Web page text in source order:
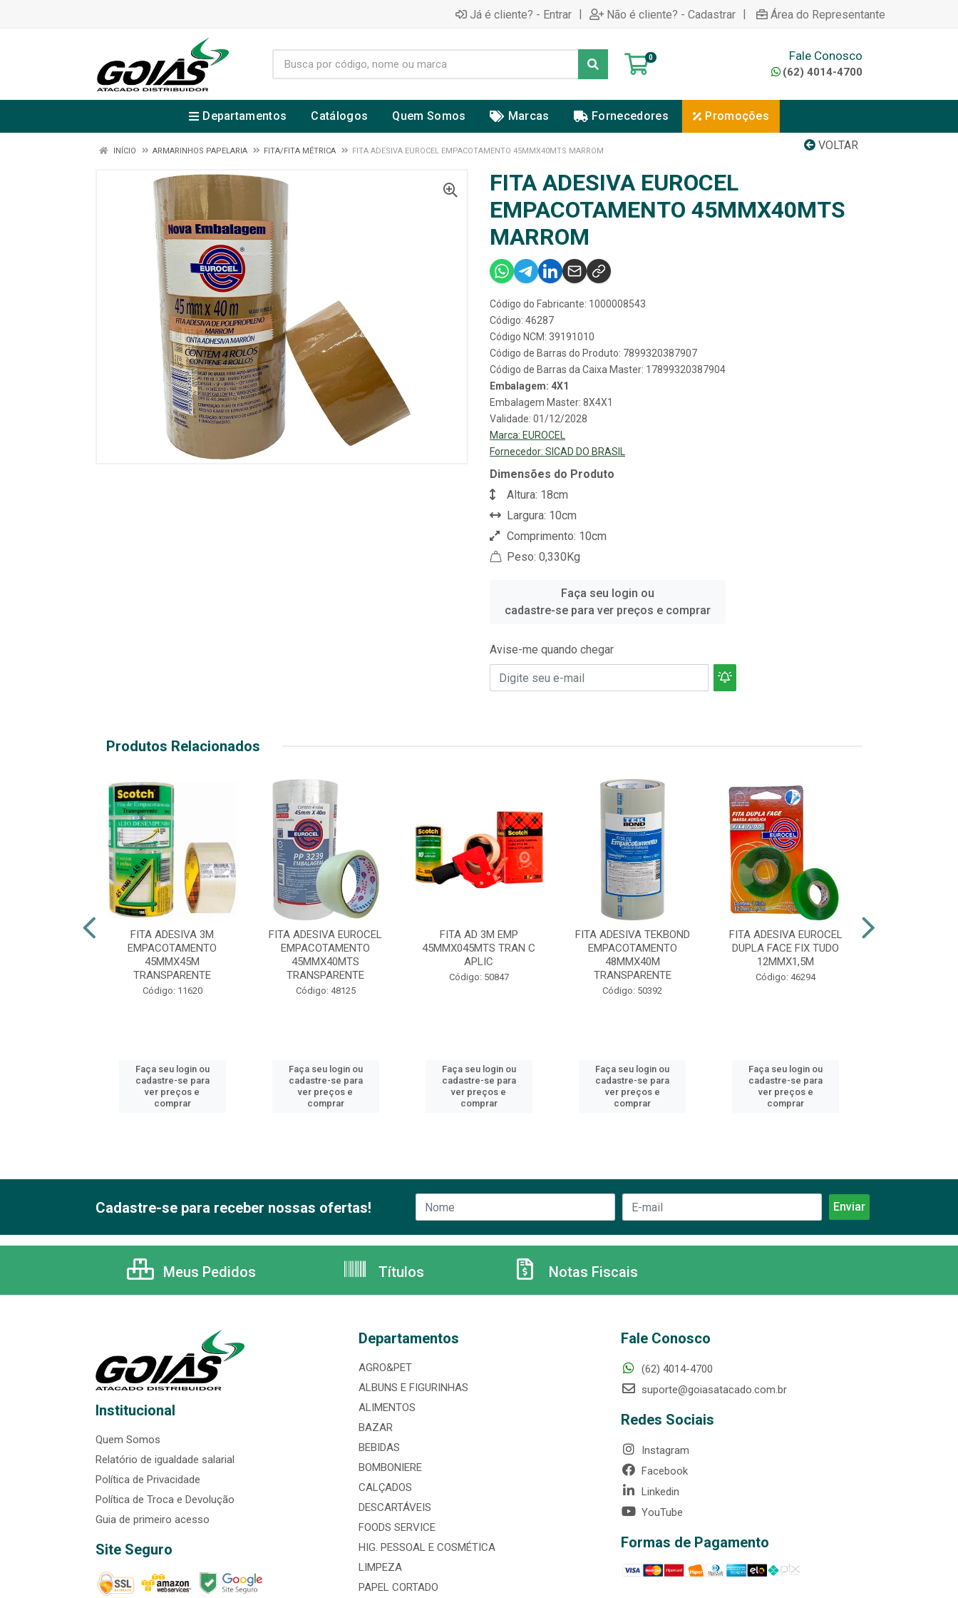
Já é cliente? - Entrar | Não é cliente? - Cadastrar | Área do Representante
0 Fale Conosco
(62) 4014-4700
Departamentos Catálogos Quem Somos Marcas Fornecedores Promoções
VOLTAR
INÍCIO ARMARINHOS PAPELARIA FITA/FITA MÉTRICA FITA ADESIVA EUROCEL EMPACOTAMENTO 45MMX40MTS MARROM
FITA ADESIVA EUROCEL
EMPACOTAMENTO 45MMX40MTS
MARROM
Código do Fabricante: 1000008543
Código: 46287
Código NCM: 39191010
Código de Barras do Produto: 7899320387907
Código de Barras da Caixa Master: 17899320387904
Embalagem: 4X1
Embalagem Master: 8X4X1
Validade: 01/12/2028
Marca: EUROCEL
Fornecedor: SICAD DO BRASIL
Dimensões do Produto
Altura: 18cm
Largura: 10cm
Comprimento: 10cm
Peso: 0,330Kg
Faça seu login ou
cadastre-se para ver preços e comprar
Avise-me quando chegar
Produtos Relacionados
FITA ADESIVA 3M
EMPACOTAMENTO
45MMX45M
TRANSPARENTE
Código: 11620
Faça seu login ou
cadastre-se para
ver preços e
comprar
FITA ADESIVA EUROCEL
EMPACOTAMENTO
45MMX40MTS
TRANSPARENTE
Código: 48125
Faça seu login ou
cadastre-se para
ver preços e
comprar
FITA AD 3M EMP
45MMX045MTS TRAN C
APLIC
Código: 50847
Faça seu login ou
cadastre-se para
ver preços e
comprar
FITA ADESIVA TEKBOND
EMPACOTAMENTO
48MMX40M
TRANSPARENTE
Código: 50392
Faça seu login ou
cadastre-se para
ver preços e
comprar
FITA ADESIVA EUROCEL
DUPLA FACE FIX TUDO
12MMX1,5M
Código: 46294
Faça seu login ou
cadastre-se para
ver preços e
comprar
Cadastre-se para receber nossas ofertas!
Meus Pedidos Títulos Notas Fiscais
Institucional
Quem Somos
Relatório de igualdade salarial
Política de Privacidade
Política de Troca e Devolução
Guia de primeiro acesso
Site Seguro
Departamentos
AGRO&PET
ALBUNS E FIGURINHAS
ALIMENTOS
BAZAR
BEBIDAS
BOMBONIERE
CALÇADOS
DESCARTÁVEIS
FOODS SERVICE
HIG. PESSOAL E COSMÉTICA
LIMPEZA
PAPEL CORTADO
Fale Conosco
(62) 4014-4700
suporte@goiasatacado.com.br
Redes Sociais
Instagram
Facebook
Linkedin
YouTube
Formas de Pagamento